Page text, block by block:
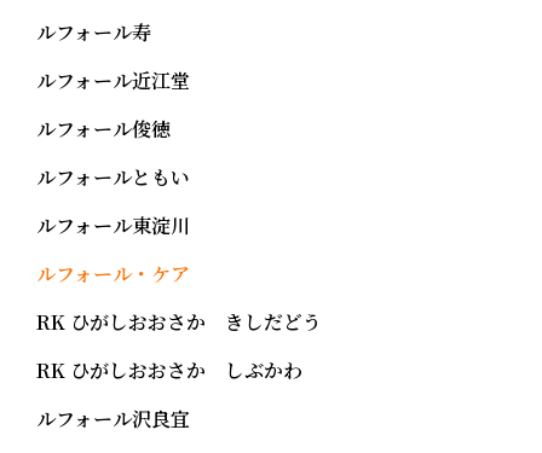
ルフォール寿
ルフォール近江堂
ルフォール俊徳
ルフォールともい
ルフォール東淀川
ルフォール・ケア
RK ひがしおおさか きしだどう
RK ひがしおおさか しぶかわ
ルフォール沢良宜